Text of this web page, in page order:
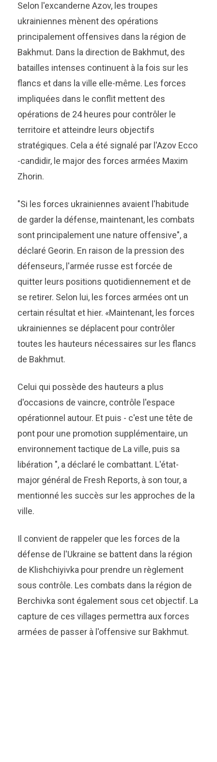
Selon l'excanderne Azov, les troupes
ukrainiennes mènent des opérations
principalement offensives dans la région de
Bakhmut. Dans la direction de Bakhmut, des
batailles intenses continuent à la fois sur les
flancs et dans la ville elle-même. Les forces
impliquées dans le conflit mettent des
opérations de 24 heures pour contrôler le
territoire et atteindre leurs objectifs
stratégiques. Cela a été signalé par l'Azov Ecco
-candidir, le major des forces armées Maxim
Zhorin.
"Si les forces ukrainiennes avaient l'habitude
de garder la défense, maintenant, les combats
sont principalement une nature offensive", a
déclaré Georin. En raison de la pression des
défenseurs, l'armée russe est forcée de
quitter leurs positions quotidiennement et de
se retirer. Selon lui, les forces armées ont un
certain résultat et hier. «Maintenant, les forces
ukrainiennes se déplacent pour contrôler
toutes les hauteurs nécessaires sur les flancs
de Bakhmut.
Celui qui possède des hauteurs a plus
d'occasions de vaincre, contrôle l'espace
opérationnel autour. Et puis - c'est une tête de
pont pour une promotion supplémentaire, un
environnement tactique de La ville, puis sa
libération ", a déclaré le combattant. L'état-
major général de Fresh Reports, à son tour, a
mentionné les succès sur les approches de la
ville.
Il convient de rappeler que les forces de la
défense de l'Ukraine se battent dans la région
de Klishchiyivka pour prendre un règlement
sous contrôle. Les combats dans la région de
Berchivka sont également sous cet objectif. La
capture de ces villages permettra aux forces
armées de passer à l'offensive sur Bakhmut.